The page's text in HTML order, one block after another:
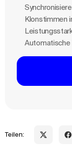
Klonstimmen
Automatische
Teilen: